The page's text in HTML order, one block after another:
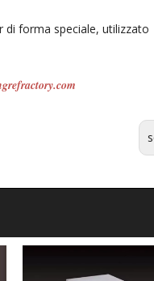
di forma speciale, utilizzato